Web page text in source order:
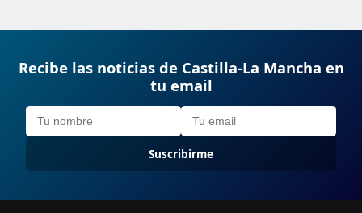
Recibe las noticias de Castilla-La Mancha en
tu email
Suscribirme